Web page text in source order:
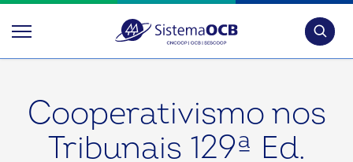
Cooperativismo nos
Tribunais 129ª Ed.